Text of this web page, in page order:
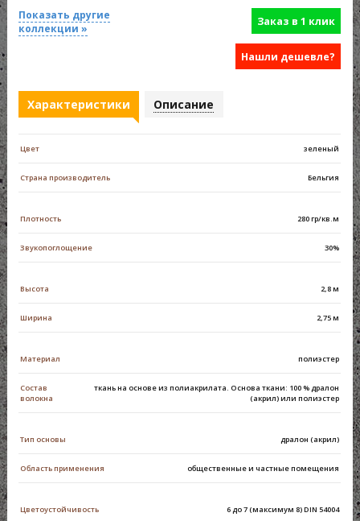
Показать другие
коллекции »
Заказ в 1 клик
Нашли дешевле?
Характеристики Описание
Цвет зеленый
Страна производитель Бельгия
Плотность 280 гр/кв.м
Звукопоглощение 30%
Высота 2,8 м
Ширина 2,75 м
Материал полиэстер
Состав
волокна
ткань на основе из полиакрилата. Основа ткани: 100 % дралон
(акрил) или полиэстер
Тип основы дралон (акрил)
Область применения общественные и частные помещения
Цветоустойчивость 6 до 7 (максимум 8) DIN 54004